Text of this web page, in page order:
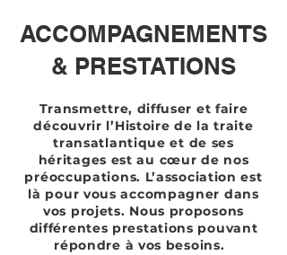
ACCOMPAGNEMENTS
& PRESTATIONS
Transmettre, diffuser et faire
découvrir l’Histoire de la traite
transatlantique et de ses
héritages est au cœur de nos
préoccupations. L’association est
là pour vous accompagner dans
vos projets. Nous proposons
différentes prestations pouvant
répondre à vos besoins.